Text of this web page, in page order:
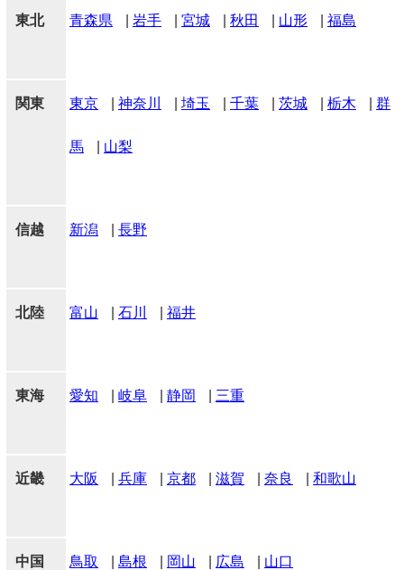
東北 青森県 岩手 宮城 秋田 山形 福島
関東 東京 神奈川 埼玉 千葉 茨城 栃木 群
馬 山梨
信越 新潟 長野
北陸 富山 石川 福井
東海 愛知 岐阜 静岡 三重
近畿 大阪 兵庫 京都 滋賀 奈良 和歌山
中国 鳥取 島根 岡山 広島 山口